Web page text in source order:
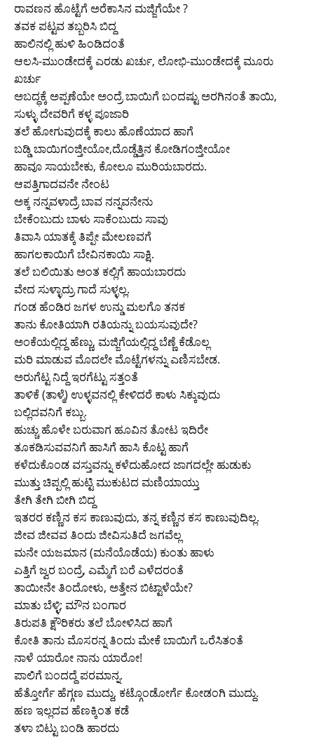
ರಾವಣನ ಹೊಟ್ಟೆಗೆ ಅರೆಕಾಸಿನ ಮಜ್ಜಿಗೆಯೇ ?
ತವಕ ಪಟ್ಟವ ತಬ್ಬರಿಸಿ ಬಿದ್ದ
ಹಾಲಿನಲ್ಲಿ ಹುಳಿ ಹಿಂಡಿದಂತೆ
ಆಲಸಿ-ಮುಂಡೇದಕ್ಕೆ ಎರಡು ಖರ್ಚು, ಲೋಭಿ-ಮುಂಡೇದಕ್ಕೆ ಮೂರು
ಖರ್ಚು
ಅಬದ್ಧಕ್ಕೆ ಅಪ್ಪಣೆಯೇ ಅಂದ್ರೆ ಬಾಯಿಗೆ ಬಂದಷ್ಟು ಅರಗಿನಂತೆ ತಾಯಿ,
ಸುಳ್ಳು ದೇವರಿಗೆ ಕಳ್ಳ ಪೂಜಾರಿ
ತಲೆ ಹೋಗುವುದಕ್ಕೆ ಕಾಲು ಹೊಣೆಯಾದ ಹಾಗೆ
ಬಡ್ಡಿ ಬಾಯಿಗಂಜ್ತೀಯೋ,ದೊಡ್ಡೆತ್ತಿನ ಕೋಡಿಗಂಜ್ತೀಯೋ
ಹಾವೂ ಸಾಯಬೇಕು, ಕೋಲೂ ಮುರಿಯಬಾರದು.
ಆಪತ್ತಿಗಾದವನೇ ನೇಂಟ
ಅಕ್ಕ ನನ್ನವಳಾದ್ರೆ ಬಾವ ನನ್ನವನೇನು
ಬೇಕೆಂಬುದು ಬಾಳು ಸಾಕೆಂಬುದು ಸಾವು
ತಿವಾಸಿ ಯಾತಕ್ಕೆ ತಿಪ್ಪೇ ಮೇಲಣವಗೆ
ಹಾಗಲಕಾಯಿಗೆ ಬೇವಿನಕಾಯಿ ಸಾಕ್ಷಿ.
ತಲೆ ಬಲಿಯಿತು ಅಂತ ಕಲ್ಲಿಗೆ ಹಾಯಬಾರದು
ವೇದ ಸುಳ್ಳಾದ್ರು ಗಾದೆ ಸುಳ್ಳಲ್ಲ.
ಗಂಡ ಹೆಂಡಿರ ಜಗಳ ಉನ್ಡು ಮಲಗೊ ತನಕ
ತಾನು ಕೋತಿಯಾಗಿ ರತಿಯನ್ನು ಬಯಸುವುದೇ?
ಅಂಕೆಯಲ್ಲಿದ್ದ ಹೆಣ್ಣು, ಮಜ್ಜಿಗೆಯಲ್ಲಿದ್ದ ಬೆಣ್ಣೆ ಕೆಡೊಲ್ಲ
ಮರಿ ಮಾಡುವ ಮೊದಲೇ ಮೊಟ್ಟೆಗಳನ್ನು ಎಣಿಸಬೇಡ.
ಅರುಗೆಟ್ಟ ನಿದ್ದೆ ಇರಗೆಟ್ಟು ಸತ್ತಂತೆ
ತಾಳಿಕೆ (ತಾಳ್ಮೆ) ಉಳ್ಳವನಲ್ಲಿ ಕೇಳಿದರೆ ಕಾಳು ಸಿಕ್ಕುವುದು
ಬಲ್ಲಿದವನಿಗೆ ಕಬ್ಬು.
ಹುಚ್ಚು ಹೊಳೇ ಬರುವಾಗ ಹೂವಿನ ತೋಟ ಇದಿರೇ
ತೂಕಡಿಸುವವನಿಗೆ ಹಾಸಿಗೆ ಹಾಸಿ ಕೊಟ್ಟ ಹಾಗೆ
ಕಳೆದುಕೊಂಡ ವಸ್ತುವನ್ನು ಕಳೆದುಹೋದ ಜಾಗದಲ್ಲೇ ಹುಡುಕು
ಮುತ್ತು ಚಿಪ್ಪಲ್ಲಿ ಹುಟ್ಟಿ ಮುಕುಟದ ಮಣಿಯಾಯ್ತು
ತೇಗಿ ತೇಗಿ ಬೀಗಿ ಬಿದ್ದ
ಇತರರ ಕಣ್ಣಿನ ಕಸ ಕಾಣುವುದು, ತನ್ನ ಕಣ್ಣಿನ ಕಸ ಕಾಣುವುದಿಲ್ಲ.
ಜೀವ ಜೀವವ ತಿಂದು ಜೀವಿಸುತಿದೆ ಜಗವೆಲ್ಲ
ಮನೇ ಯಜಮಾನ (ಮನೆಯೊಡೆಯ) ಕುಂತು ಹಾಳು
ಎತ್ತಿಗೆ ಜ್ವರ ಬಂದ್ರೆ, ಎಮ್ಮೆಗೆ ಬರೆ ಎಳೆದರಂತೆ
ತಾಯೀನೇ ತಿಂದೋಳು, ಅತ್ತೇನ ಬಿಟ್ಟಾಳೆಯೇ?
ಮಾತು ಬೆಳ್ಳಿ; ಮೌನ ಬಂಗಾರ
ತಿರುಪತಿ ಕ್ಷೌರಿಕರು ತಲೆ ಬೋಳಿಸಿದ ಹಾಗೆ
ಕೋತಿ ತಾನು ಮೊಸರನ್ನ ತಿಂದು ಮೇಕೆ ಬಾಯಿಗೆ ಒರೆಸಿತಂತೆ
ನಾಳೆ ಯಾರೋ ನಾನು ಯಾರೋ!
ಪಾಲಿಗೆ ಬಂದದ್ದೆ ಪರಮಾನ್ನ.
ಹೆತ್ತೋರ್ಗೆ ಹೆಗ್ಗಣ ಮುದ್ದು, ಕಟ್ಗೊಂಡೋರ್ಗೆ ಕೋಡಂಗಿ ಮುದ್ದು.
ಹಣ ಇಲ್ಲದವ ಹೆಣಕ್ಕಿಂತ ಕಡೆ
ತಳಾ ಬಿಟ್ಟು ಬಂಡಿ ಹಾರದು